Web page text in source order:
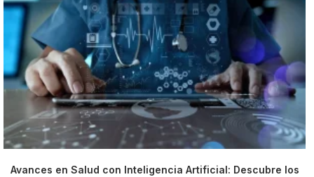
Avances en Salud con Inteligencia Artificial: Descubre los